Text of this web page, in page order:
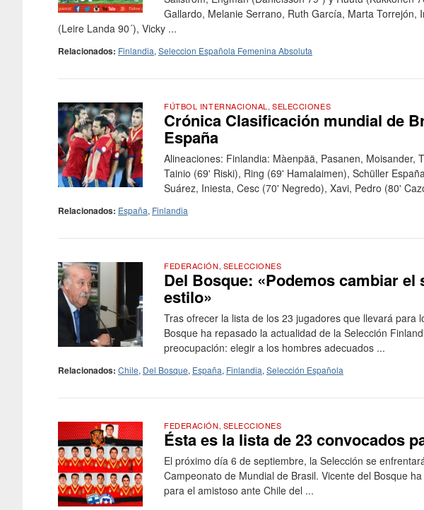
Gallardo, Melanie Serrano, Ruth García, Marta Torrejón,
(Leire Landa 90´), Vicky ...
Relacionados: Finlandia, Seleccion Española Femenina Absoluta
FÚTBOL INTERNACIONAL , SELECCIONES
Crónica Clasificación mundial de
España
Alineaciones: Finlandia: Màenpää, Pasanen, Moisander,
Tainio (69' Riski), Ring (69' Hamalaimen), Schüller
Suárez, Iniesta, Cesc (70' Negredo), Xavi, Pedro (80'
Relacionados: España, Finlandia
FEDERACIÓN, SELECCIONES
Del Bosque: «Podemos cambiar
estilo»
Tras ofrecer la lista de los 23 jugadores que llevará para
Bosque ha repasado la actualidad de la Selección
preocupación: elegir a los hombres adecuados ...
Relacionados: Chile, Del Bosque, España, Finlandia, Selección Española
FEDERACIÓN, SELECCIONES
Ésta es la lista de 23 convocados
El próximo día 6 de septiembre, la Selección se
Campeonato de Mundial de Brasil. Vicente del Bosque
para el amistoso ante Chile del ...